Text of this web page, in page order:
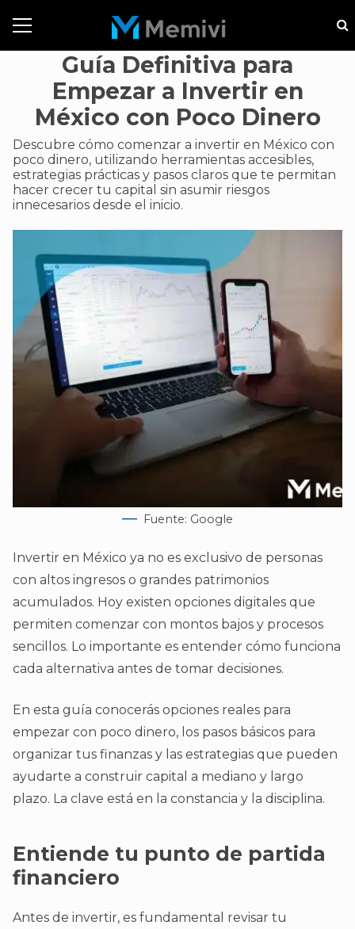
Guía Definitiva para
Empezar a Invertir en
México con Poco Dinero
Descubre cómo comenzar a invertir en México con
poco dinero, utilizando herramientas accesibles,
estrategias prácticas y pasos claros que te permitan
hacer crecer tu capital sin asumir riesgos
innecesarios desde el inicio.
Fuente: Google
Invertir en México ya no es exclusivo de personas
con altos ingresos o grandes patrimonios
acumulados. Hoy existen opciones digitales que
permiten comenzar con montos bajos y procesos
sencillos. Lo importante es entender cómo funciona
cada alternativa antes de tomar decisiones.
En esta guía conocerás opciones reales para
empezar con poco dinero, los pasos básicos para
organizar tus finanzas y las estrategias que pueden
ayudarte a construir capital a mediano y largo
plazo. La clave está en la constancia y la disciplina.
Entiende tu punto de partida
financiero
Antes de invertir, es fundamental revisar tu